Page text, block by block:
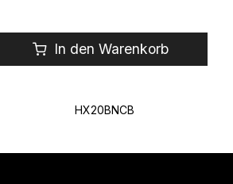
In den Warenkorb
HX20BNCB